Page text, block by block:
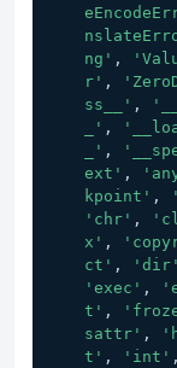
ng' ,
r' ,
ss__' ,
_' ,
_' ,
ext' ,
kpoint' ,
'chr' ,
x' ,
ct' , 'dir'
'exec' ,
t' ,
sattr' ,
t' , 'int'